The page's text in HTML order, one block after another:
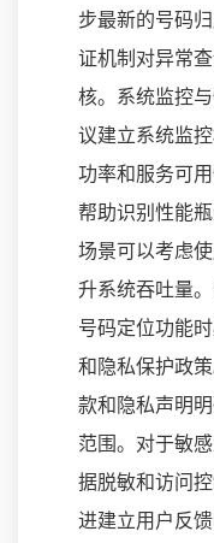
步最新的号码
证机制对异常
核。系统监控
议建立系统监
功率和服务可
帮助识别性能
场景可以考虑
升系统吞吐量
号码定位功能
和隐私保护政
款和隐私声明
范围。对于敏
据脱敏和访问
进建立用户反